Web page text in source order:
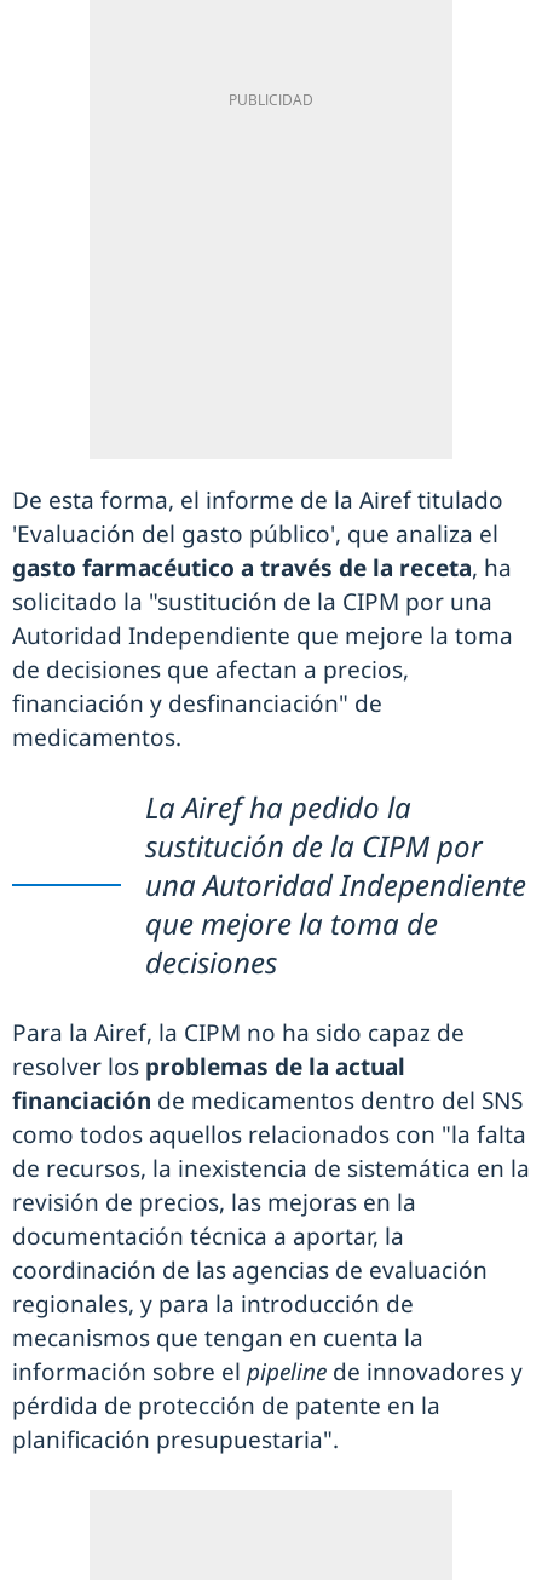
De esta forma, el informe de la Airef titulado
'Evaluación del gasto público', que analiza el
gasto farmacéutico a través de la receta, ha
solicitado la "sustitución de la CIPM por una
Autoridad Independiente que mejore la toma
de decisiones que afectan a precios,
financiación y desfinanciación" de
medicamentos.
La Airef ha pedido la
sustitución de la CIPM por
una Autoridad Independiente
que mejore la toma de
decisiones
Para la Airef, la CIPM no ha sido capaz de
resolver los problemas de la actual
financiación de medicamentos dentro del SNS
como todos aquellos relacionados con "la falta
de recursos, la inexistencia de sistemática en la
revisión de precios, las mejoras en la
documentación técnica a aportar, la
coordinación de las agencias de evaluación
regionales, y para la introducción de
mecanismos que tengan en cuenta la
información sobre el pipeline de innovadores y
pérdida de protección de patente en la
planificación presupuestaria".